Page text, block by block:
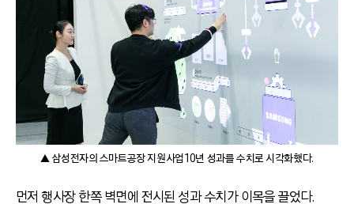
▲ 삼성전자의 스마트공장 지원사업 10년 성과를 수치로 시각화했다.
먼저 행사장 한쪽 벽면에 전시된 성과 수치가 이목을 끌었다.